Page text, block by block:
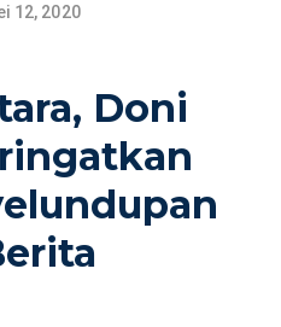
12, 2020
Doni